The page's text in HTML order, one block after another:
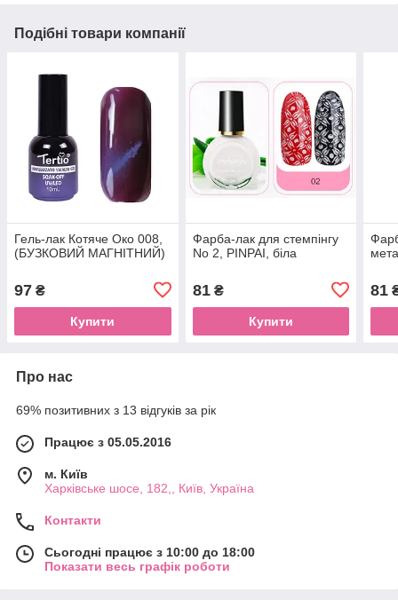
Подібні товари компанії
Гель-лак Котяче Око 008,
(БУЗКОВИЙ МАГНІТНИЙ)
97 ₴
Купити
Фарба-лак для стемпінгу
No 2, PINPAI, біла
81₴
Купити
81
Про нас
69% позитивних з 13 відгуків за рік
Працює з 05.05.2016
м. Київ
Харківське шосе, 182,, Київ, Україна
Контакти
Сьогодні працює з 10:00 до 18:00
Показати весь графік роботи